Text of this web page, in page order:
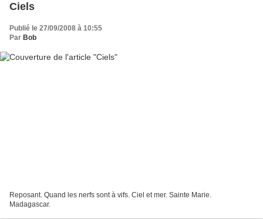
Ciels
Publié le 27/09/2008 à 10:55
Par Bob
Reposant. Quand les nerfs sont à vifs. Ciel et mer. Sainte Marie.
Madagascar.